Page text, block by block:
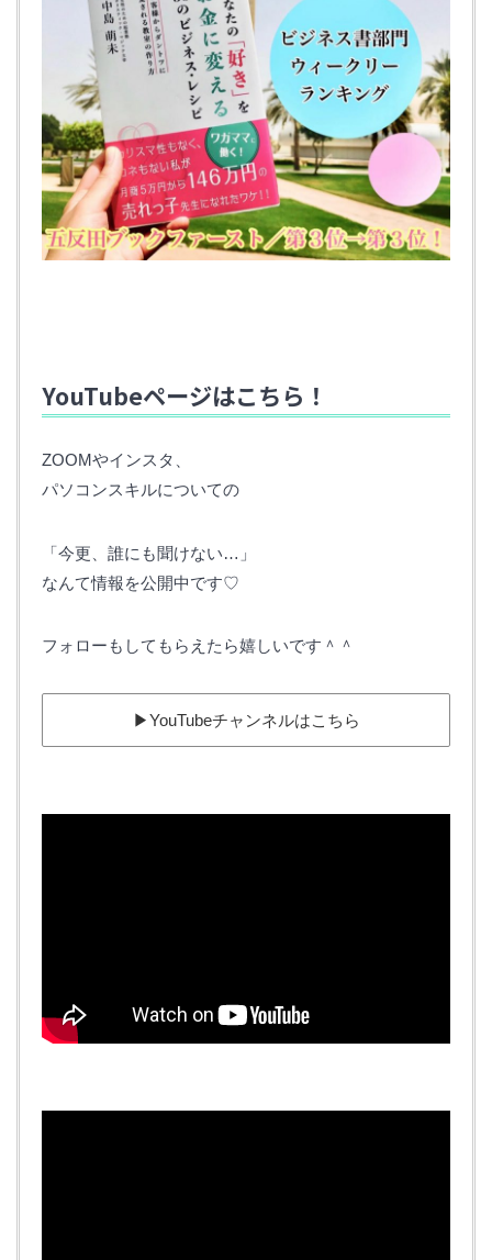
YouTubeページはこちら！
ZOOMやインスタ、
パソコンスキルについての
「今更、誰にも聞けない…」
なんて情報を公開中です♡
フォローもしてもらえたら嬉しいです＾＾
▶︎YouTubeチャンネルはこちら